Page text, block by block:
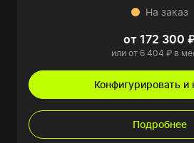
На заказ
от 172 300
или от 6 404 ₽ в
Конфигурировать и
Подробнее